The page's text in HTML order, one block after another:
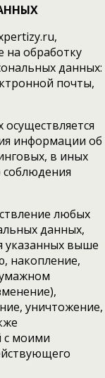
на обработку
данных:
почты,
информации об
в иных
соблюдения
любых
данных,
указанных выше
накопление,
уничтожение,
с моими